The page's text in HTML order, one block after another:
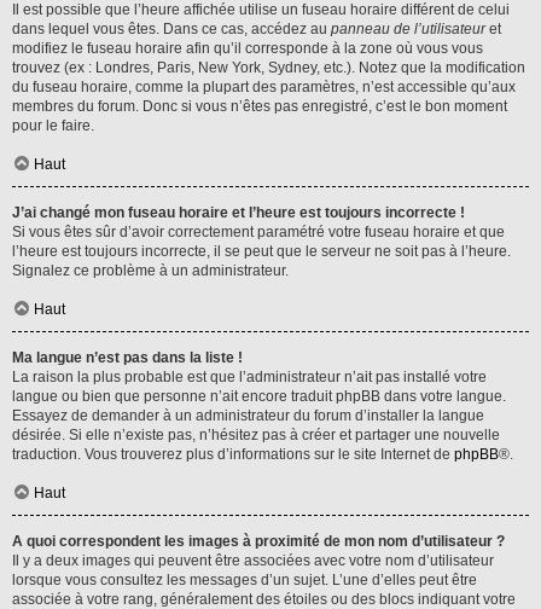
Il est possible que l’heure affichée utilise un fuseau horaire différent de celui
dans lequel vous êtes. Dans ce cas, accédez au panneau de l’utilisateuret
modifiez le fuseau horaire afin qu’il corresponde à la zone où vous vous
trouvez (ex : Londres, Paris, New York, Sydney, etc.). Notez que la modification
du fuseau horaire, comme la plupart des paramètres, n’est accessible qu’aux
membres du forum. Donc si vous n’êtes pas enregistré, c’est le bon moment
pour le faire.
Haut
J’ai changé mon fuseau horaire et l’heure est toujours incorrecte !
Si vous êtes sûr d’avoir correctement paramétré votre fuseau horaire et que
l’heure est toujours incorrecte, il se peut que le serveur ne soit pas à l’heure.
Signalez ce problème à un administrateur.
Haut
Ma langue n’est pas dans la liste !
La raison la plus probable est que l’administrateur n’ait pas installé votre
langue ou bien que personne n’ait encore traduit phpBB dans votre langue.
Essayez de demander à un administrateur du forum d’installer la langue
désirée. Si elle n’existe pas, n’hésitez pas à créer et partager une nouvelle
traduction. Vous trouverez plus d’informations sur le site Internet de phpBB®.
Haut
A quoi correspondent les images à proximité de mon nom d’utilisateur ?
Il y a deux images qui peuvent être associées avec votre nom d’utilisateur
lorsque vous consultez les messages d’un sujet. L’une d’elles peut être
associée à votre rang, généralement des étoiles ou des blocs indiquant votre